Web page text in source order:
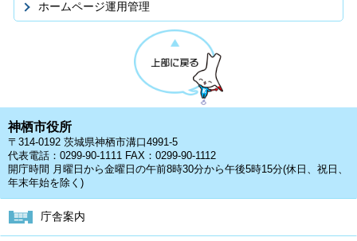
ホームページ運用管理
神栖市役所
〒314-0192 茨城県神栖市溝口4991-5
代表電話：0299-90-1111 FAX：0299-90-1112
開庁時間 月曜日から金曜日の午前8時30分から午後5時15分(休日、祝日、
年末年始を除く)
庁舎案内